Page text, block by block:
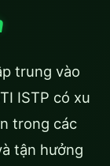
trung vào
ISTP có xu
trong các
tận hưởng